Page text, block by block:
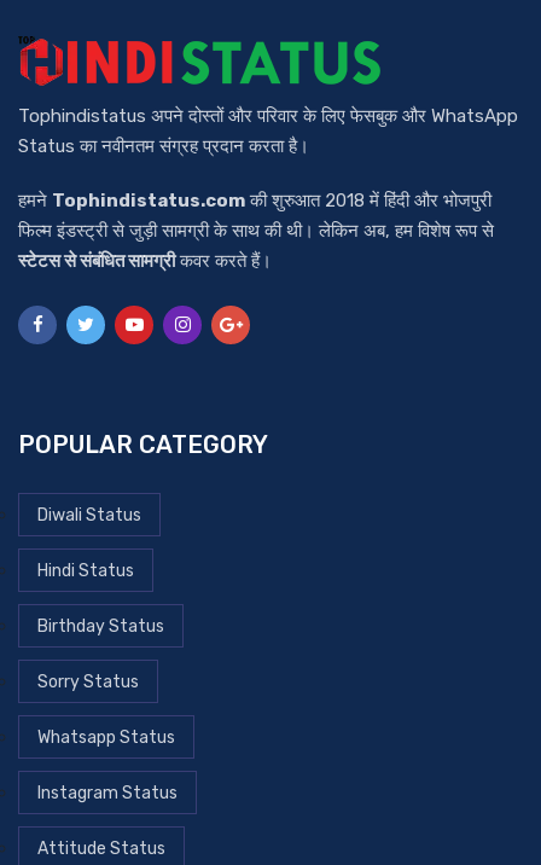
Tophindistatus अपने दोस्तों और परिवार के लिए फेसबुक और WhatsApp
Status का नवीनतम संग्रह प्रदान करता है।
हमने Tophindistatus.comकी शुरुआत 2018 में हिंदी और भोजपुरी
फिल्म इंडस्ट्री से जुड़ी सामग्री के साथ की थी। लेकिन अब, हम विशेष रूप से
स्टेटस से संबंधित सामग्रीकवर करते हैं।
POPULAR CATEGORY
Diwali Status
Hindi Status
Birthday Status
Sorry Status
Whatsapp Status
Instagram Status
Attitude Status